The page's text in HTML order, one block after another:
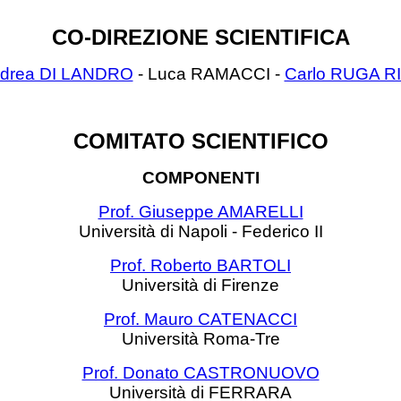
CO-DIREZIONE SCIENTIFICA
DI LANDRO - Luca RAMACCI - Carlo RUGA
COMITATO SCIENTIFICO
COMPONENTI
Prof. Giuseppe AMARELLI
Università di Napoli - Federico II
Prof. Roberto BARTOLI
Università di Firenze
Prof. Mauro CATENACCI
Università Roma-Tre
Prof. Donato CASTRONUOVO
Università di FERRARA